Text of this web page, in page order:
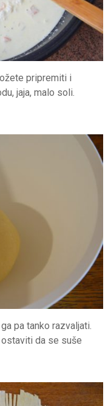
pripremiti i
jaja, malo soli.
pa tanko razvaljati.
da se suše